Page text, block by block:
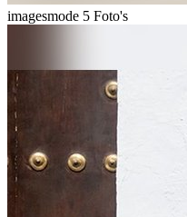
imagesmode 5 Foto's